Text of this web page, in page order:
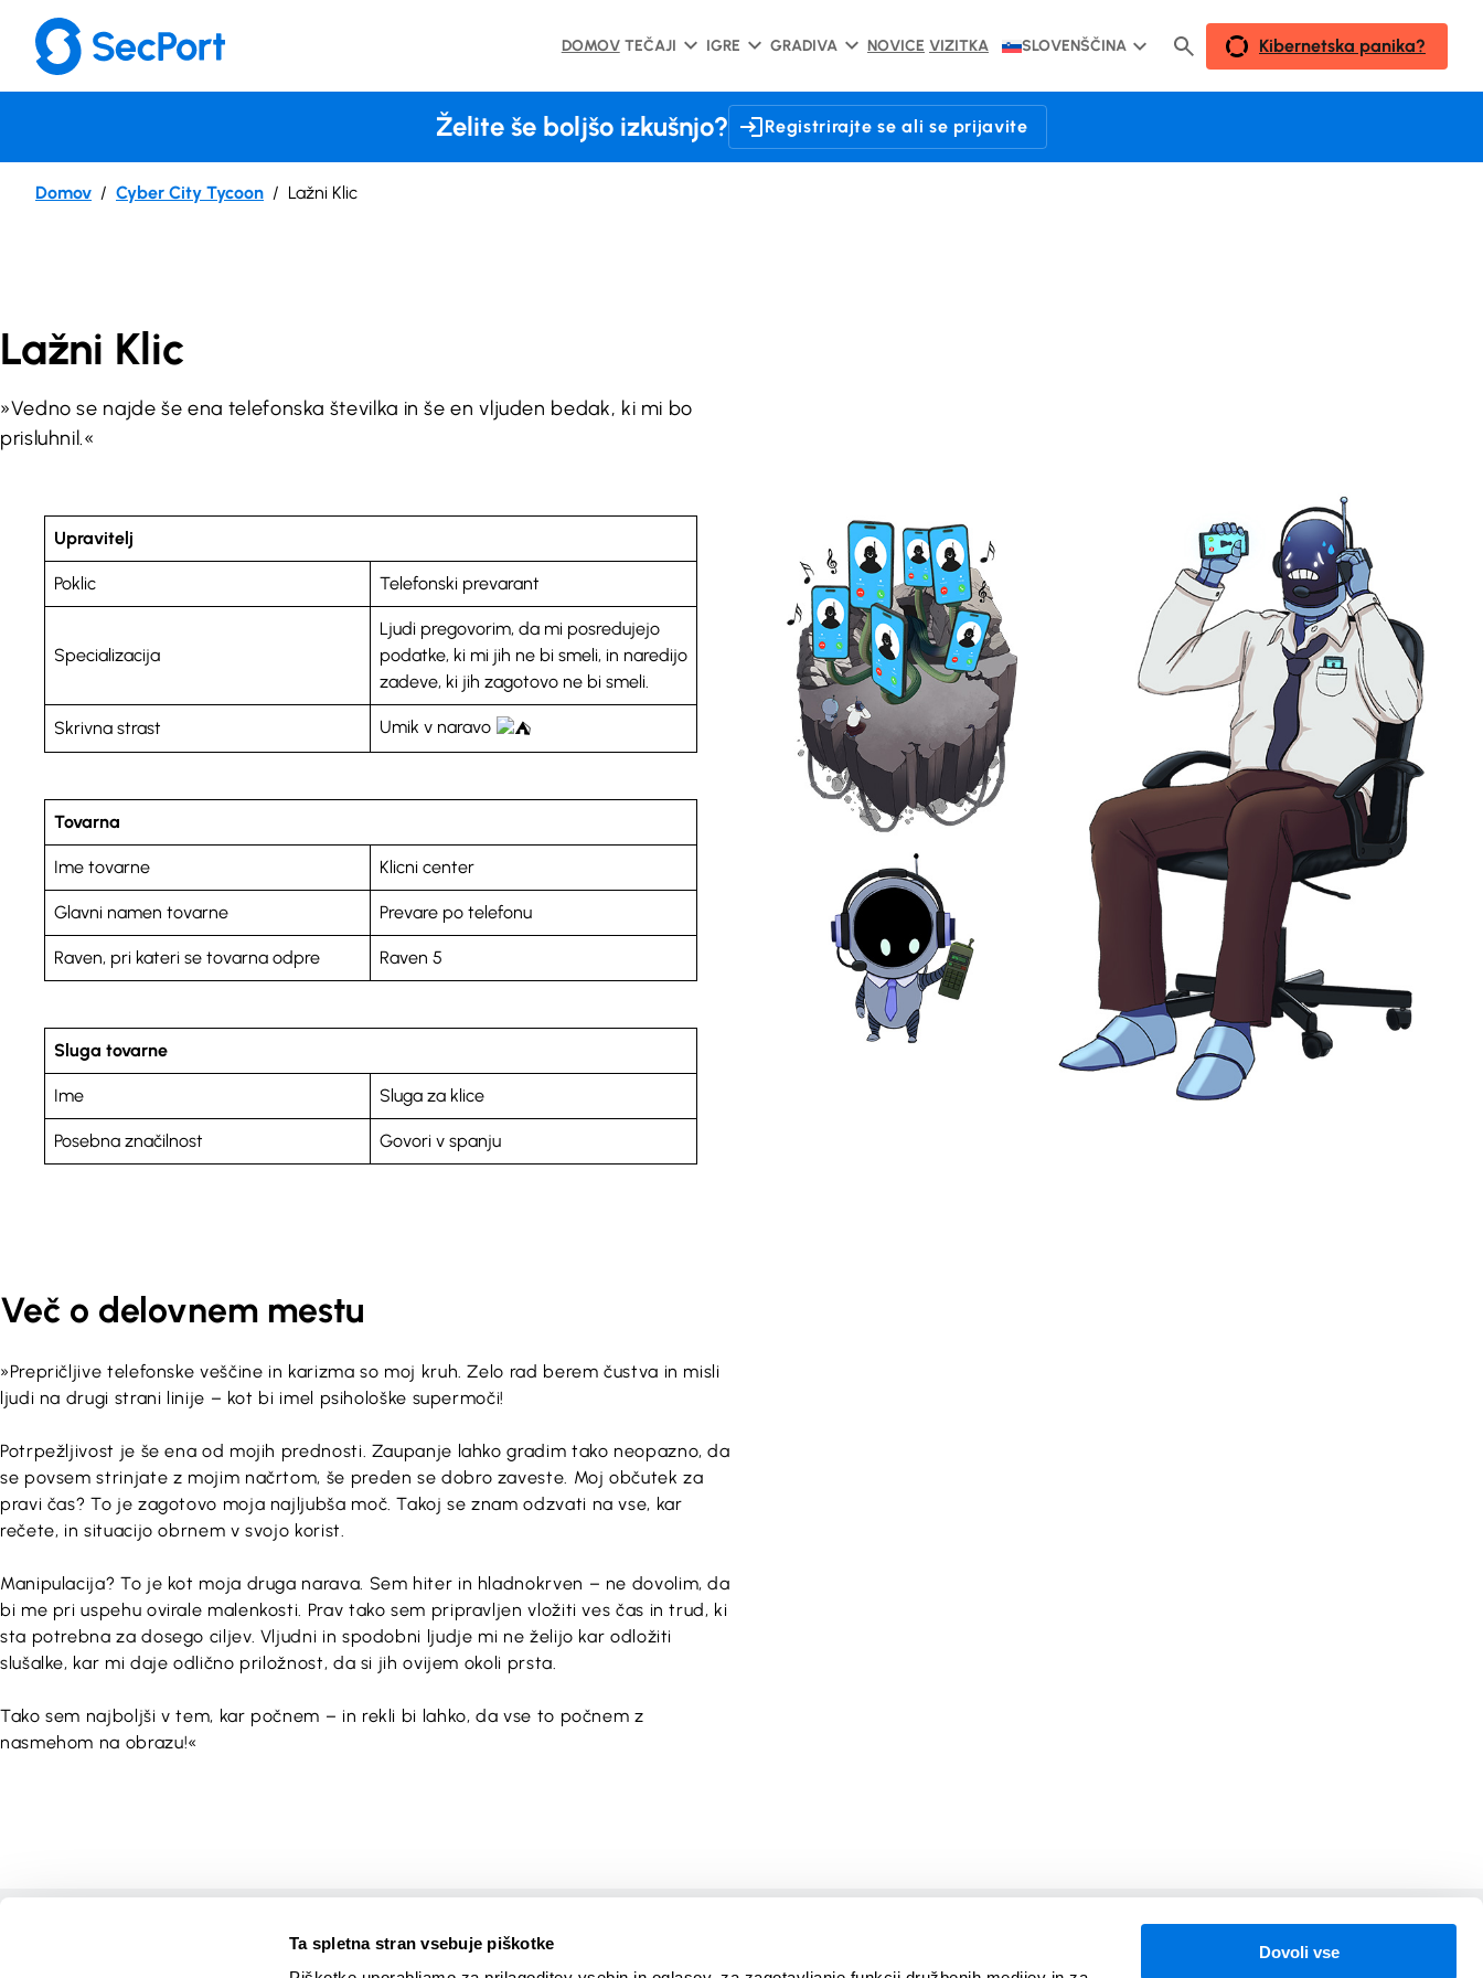
Ta spletna stran vsebuje piškotke
Dovoli vse
vsebino
DOMOV TEČAJI IGRE GRADIVA NOVICE VIZITKA SLOVENŠČINA Kibernetska panika?
Želite še boljšo izkušnjo? Registrirajte se ali se prijavite
Domov Cyber City Tycoon Lažni Klic
Lažni Klic
»Vedno se najde še ena telefonska številka in še en vljuden bedak, ki mi bo
prisluhnil.«
Upravitelj
Poklic Telefonski prevarant
Specializacija
Ljudi pregovorim, da mi posredujejo
podatke, ki mi jih ne bi smeli, in naredijo
zadeve, ki jih zagotovo ne bi smeli.
Skrivna strast Umik v naravo
Tovarna
Ime tovarne Klicni center
Glavni namen tovarne Prevare po telefonu
Raven, pri kateri se tovarna odpre Raven 5
Sluga tovarne
Ime Sluga za klice
Posebna značilnost Govori v spanju
Več o delovnem mestu
»Prepričljive telefonske veščine in karizma so moj kruh. Zelo rad berem čustva in misli
ljudi na drugi strani linije – kot bi imel psihološke supermoči!
Potrpežljivost je še ena od mojih prednosti. Zaupanje lahko gradim tako neopazno, da
se povsem strinjate z mojim načrtom, še preden se dobro zaveste. Moj občutek za
pravi čas? To je zagotovo moja najljubša moč. Takoj se znam odzvati na vse, kar
rečete, in situacijo obrnem v svojo korist.
Manipulacija? To je kot moja druga narava. Sem hiter in hladnokrven – ne dovolim, da
bi me pri uspehu ovirale malenkosti. Prav tako sem pripravljen vložiti ves čas in trud, ki
sta potrebna za dosego ciljev. Vljudni in spodobni ljudje mi ne želijo kar odložiti
slušalke, kar mi daje odlično priložnost, da si jih ovijem okoli prsta.
Tako sem najboljši v tem, kar počnem – in rekli bi lahko, da vse to počnem z
nasmehom na obrazu!«
Domov